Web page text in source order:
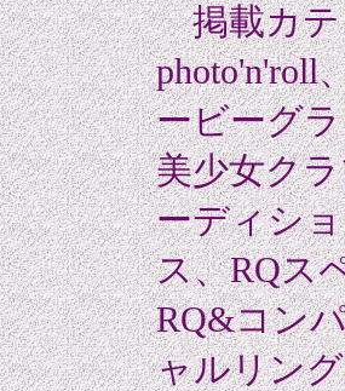
掲載カテ
photo'n'roll
ービーグ
美少女ク
ーディシ
ス、RQス
RQ&コン
ャルリン